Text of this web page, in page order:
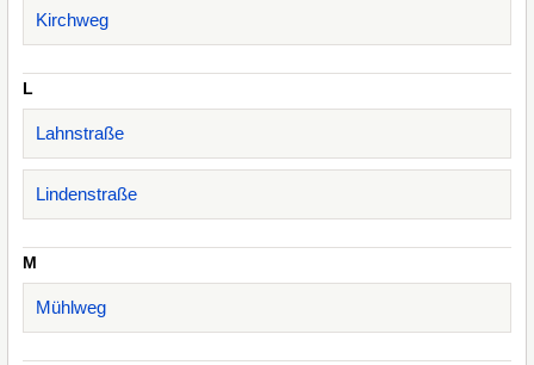
Kirchweg
L
Lahnstraße
Lindenstraße
M
Mühlweg